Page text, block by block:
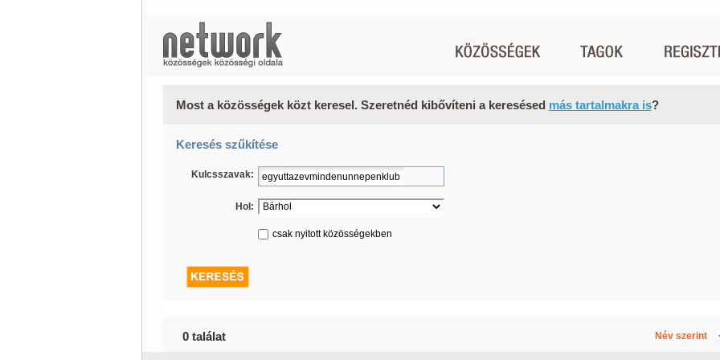
Most a közösségek közt keresel. Szeretnéd kibővíteni a keresésed más tartalmakra is?
Keresés szűkítése
Kulcsszavak:
Hol:
csak nyitott közösségekben
0 találat Név szerint